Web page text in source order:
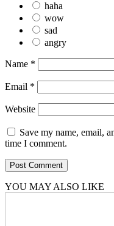
haha
wow
sad
angry
Name *
Email *
Website
Save my name, email,
time I comment.
YOU MAY ALSO LIKE